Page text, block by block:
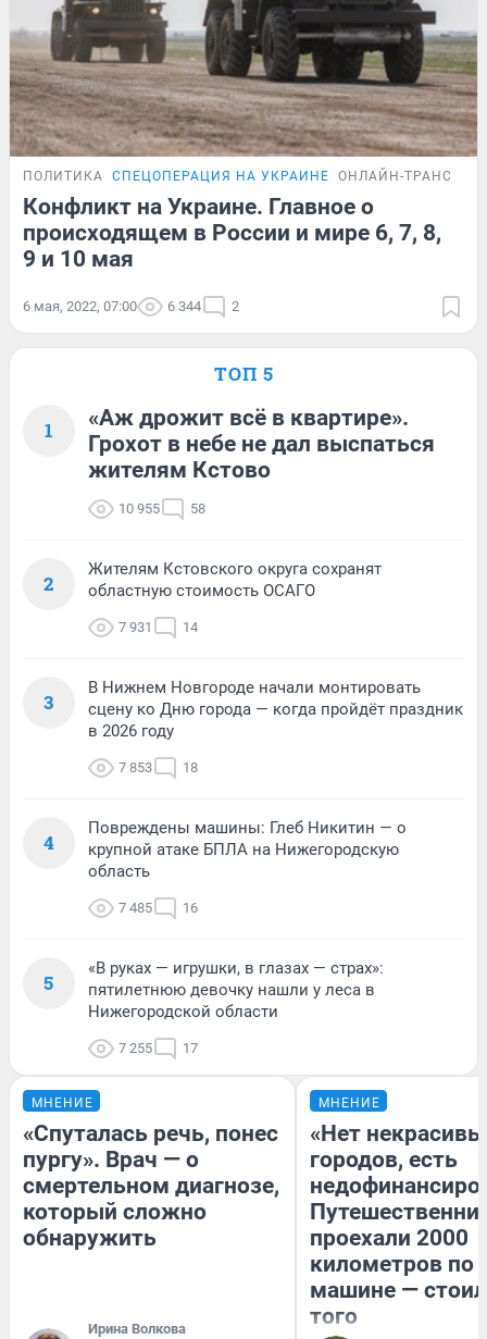
ПОЛИТИКА СПЕЦОПЕРАЦИЯ НА УКРАИНЕ ОНЛАЙН-
Конфликт на Украине. Главное о
происходящем в России и мире 6, 7, 8,
9 и 10 мая
6 мая, 2022, 07:00 6 344 2
ТОП 5
1
«Аж дрожит всё в квартире».
Грохот в небе не дал выспаться
жителям Кстово
10 955 58
2
Жителям Кстовского округа сохранят
областную стоимость ОСАГО
7 931 14
3
В Нижнем Новгороде начали монтировать
сцену ко Дню города — когда пройдёт праздник
в 2026 году
7 853 18
4
Повреждены машины: Глеб Никитин — о
крупной атаке БПЛА на Нижегородскую
область
7 485 16
5
«В руках — игрушки, в глазах — страх»:
пятилетнюю девочку нашли у леса в
Нижегородской области
7 255 17
МНЕНИЕ
«Спуталась речь, понес
пургу». Врач — о
смертельном диагнозе,
который сложно
обнаружить
Ирина Волкова
МНЕНИЕ
«Нет
городов, есть
проехали 2000
километров по
машине —
того